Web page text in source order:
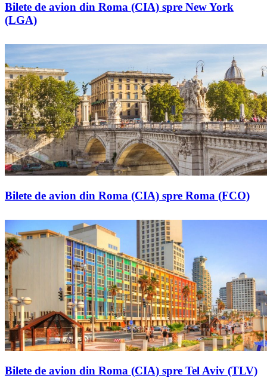
Bilete de avion din Roma (CIA) spre New York
(LGA)
Bilete de avion din Roma (CIA) spre Roma (FCO)
Bilete de avion din Roma (CIA) spre Tel Aviv (TLV)